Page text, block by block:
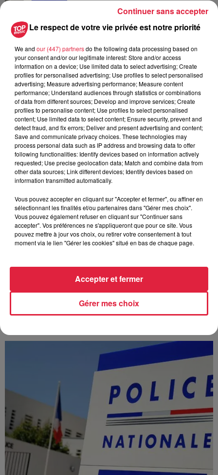
Au zoo de Mulhouse : rencontre
avec les flamants rouges
À découvrir également
À Hoerdt, de l’eau brune sort des robinets
Depuis plusieurs jours, des habitants de Hoerdt ont vu de
l’eau brune s’écouler de leurs robinets. Face aux
Le respect de votre vie privée est notre priorité
We and our (447) partnersdo the following data processing based on
your consent and/or our legitimate interest: Store and/or access
information on a device; Use limited data to select advertising; Create
profiles for personalised advertising; Use profiles to select personalised
advertising; Measure advertising performance; Measure content
performance; Understand audiences through statistics or combinations
of data from different sources; Develop and improve services; Create
profiles to personalise content; Use profiles to select personalised
content; Use limited data to select content; Ensure security, prevent and
detect fraud, and fix errors; Deliver and present advertising and content;
Save and communicate privacy choices. These technologies may
process personal data such as IP address and browsing data to offer
following functionalities: Identify devices based on information actively
requested; Use precise geolocation data; Match and combine data from
other data sources; Link different devices; Identify devices based on
information transmitted automatically.
Vous pouvez accepter en cliquant sur "Accepter et fermer", ou affiner en
sélectionnant les finalités et/ou partenaires dans "Gérer mes choix".
Vous pouvez également refuser en cliquant sur "Continuer sans
accepter". Vos préférences ne s'appliqueront que pour ce site. Vous
pouvez mettre à jour vos choix, ou retirer votre consentement à tout
moment via le lien "Gérer les cookies" situé en bas de chaque page.
Gérer mes choix
Accepter et fermer
Continuer sans accepter